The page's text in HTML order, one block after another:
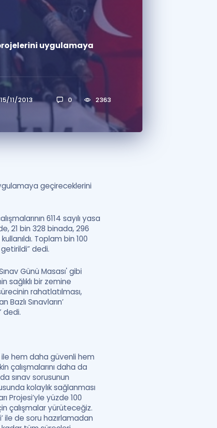
Özel Fırsatlar
Sınavlarla İlgili Haberler
Konu Anlatımı
uygulamaya
15/11/2013 0 2363
geçireceklerini
6114 sayılı yasa
21 bin 328 binada, 296
Toplam bin 100
dedi.
Günü Masası' gibi
sağlıklı bir zemine
rahatlatılması,
Sınavların’
dedi.
ile hem daha güvenli hem
çalışmalarını daha da
sınav sorusunun
kolaylık sağlanması
Projesi’yle yüzde 100
çalışmalar yürüteceğiz.
ile de soru hazırlamadan